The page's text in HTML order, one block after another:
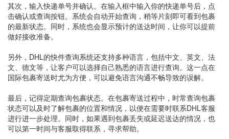
其次，输入快递单号并确认。在输入框中输入你的快递单号后，点
击确认或查询按钮。系统会自动开始查询，稍等片刻即可看到包裹
的最新状态。同时，系统也会显示预计的送达时间，让你可以提前
做好接收准备。
另外，DHL的快件查询系统还支持多种语言，包括中文、英文、法
文、德文等，让客户可以选择自己熟悉的语言进行查询。这一点在
国际包裹寄送时尤为方便，可以避免语言沟通不畅导致的误解。
最后，记得定期查询包裹状态。在包裹寄送过程中，时常查询包裹
状态可以及时了解包裹的位置和情况，以便在需要时联系DHL客服
进行进一步处理。同时，如果遇到包裹丢失或延迟送达的情况，也
可以第一时间与客服取得联系，寻求帮助。